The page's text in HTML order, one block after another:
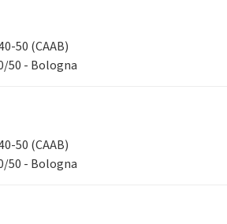
50 (CAAB)
50 - Bologna
50 (CAAB)
50 - Bologna